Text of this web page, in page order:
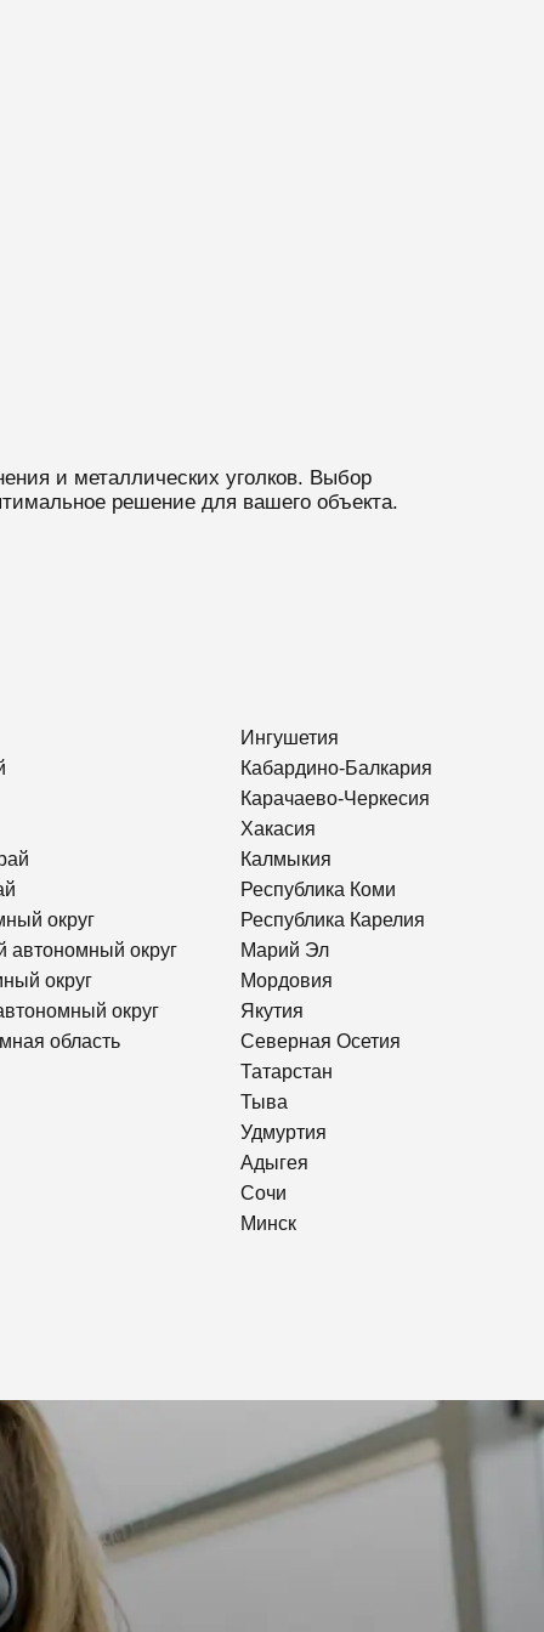
и металлических уголков. Выбор
решение для вашего объекта.
округ
автономный округ
округ
округ
область
Ингушетия
Кабардино-Балкария
Карачаево-Черкесия
Хакасия
Калмыкия
Республика Коми
Республика Карелия
Марий Эл
Мордовия
Якутия
Северная Осетия
Татарстан
Тыва
Удмуртия
Адыгея
Сочи
Минск